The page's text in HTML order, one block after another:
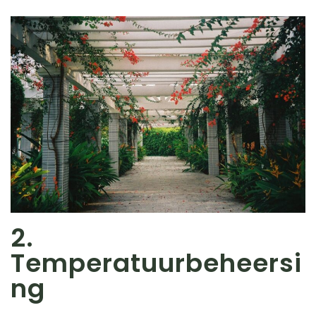
2.
Temperatuurbeheersi
ng